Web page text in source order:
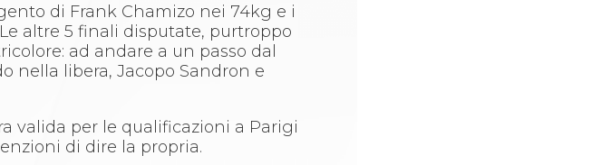
di Frank Chamizo nei 74kg e i
altre 5 finali disputate, purtroppo
ad andare a un passo dal
nella libera, Jacopo Sandron e
valida per le qualificazioni a Parigi
di dire la propria.